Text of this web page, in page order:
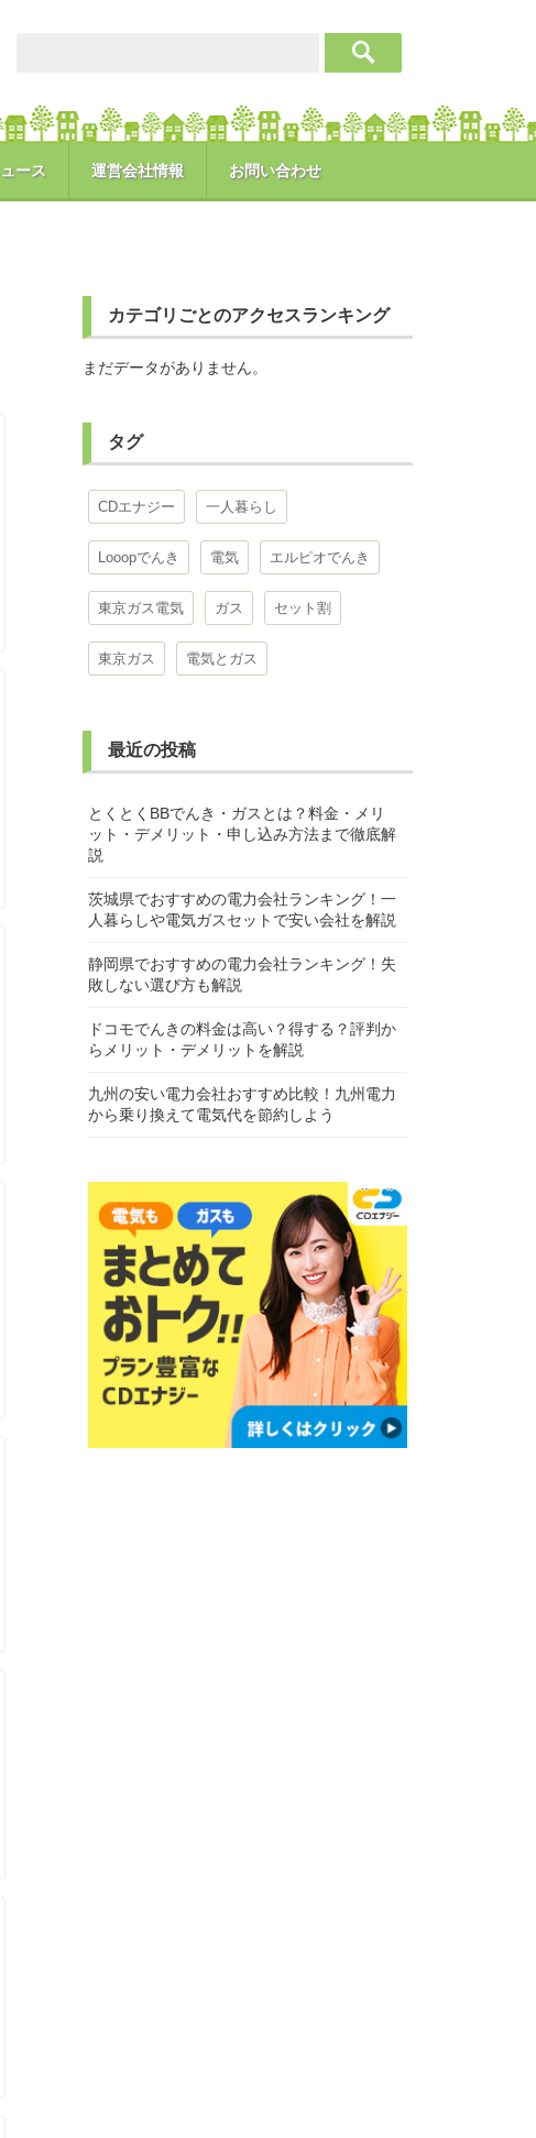
ース 運営会社情報 お問い合わせ
カテゴリごとのアクセスランキング
まだデータがありません。
タグ
CDエナジー 一人暮らし
Looopでんき 電気 エルピオでんき
東京ガス電気 ガス セット割
東京ガス 電気とガス
最近の投稿
とくとくBBでんき・ガスとは？料金・メリ
ット・デメリット・申し込み方法まで徹底解
説
茨城県でおすすめの電力会社ランキング！一
人暮らしや電気ガスセットで安い会社を解説
静岡県でおすすめの電力会社ランキング！失
敗しない選び方も解説
ドコモでんきの料金は高い？得する？評判か
らメリット・デメリットを解説
九州の安い電力会社おすすめ比較！九州電力
から乗り換えて電気代を節約しよう